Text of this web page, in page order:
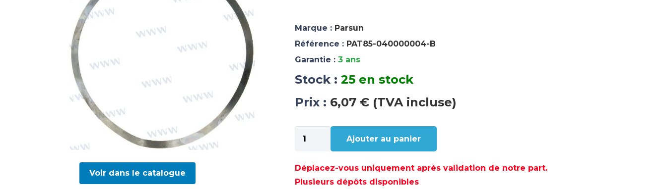
Voir dans le catalogue
Marque : Parsun
Référence : PAT85-040000004-B
Garantie : 3 ans
Stock : 25 en stock
Prix : 6,07 € (TVA incluse)
quantité
de
D'EPAISSEUR
YAMAHA
Ajouter au panier
Déplacez-vous uniquement après validation de notre part.
Plusieurs dépôts disponibles